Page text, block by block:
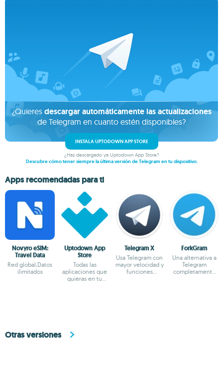
¿Quieres descargar automáticamente las actualizaciones
de Telegram en cuanto estén disponibles?
INSTALA UPTODOWN APP STORE
¿Has descargado ya Uptodown App Store?
Descubre cómo tener siempre la última versión de Telegram en tu dispositivo.
Apps recomendadas para ti
Novyro eSIM:
Travel Data
Red global,Datos
ilimitados
Uptodown App
Store
Todas las
aplicaciones que
quieras en tu
Telegram X
Usa Telegram con
mayor velocidad y
funciones
ForkGram
Una alternativa a
Telegram
completamente
Otras versiones